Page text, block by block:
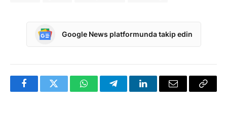
Google News platformunda takip edin
FacebookTwitter WhatsAppTelegramLinkedInE-